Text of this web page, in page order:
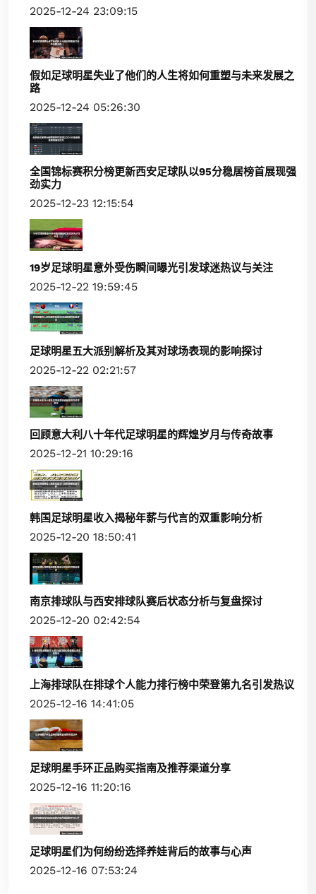
2025-12-24 23:09:15
假如足球明星失业了他们的人生将如何重塑与未来发展之
路
2025-12-24 05:26:30
全国锦标赛积分榜更新西安足球队以95分稳居榜首展现强
劲实力
2025-12-23 12:15:54
19岁足球明星意外受伤瞬间曝光引发球迷热议与关注
2025-12-22 19:59:45
足球明星五大派别解析及其对球场表现的影响探讨
2025-12-22 02:21:57
回顾意大利八十年代足球明星的辉煌岁月与传奇故事
2025-12-21 10:29:16
韩国足球明星收入揭秘年薪与代言的双重影响分析
2025-12-20 18:50:41
南京排球队与西安排球队赛后状态分析与复盘探讨
2025-12-20 02:42:54
上海排球队在排球个人能力排行榜中荣登第九名引发热议
2025-12-16 14:41:05
足球明星手环正品购买指南及推荐渠道分享
2025-12-16 11:20:16
足球明星们为何纷纷选择养娃背后的故事与心声
2025-12-16 07:53:24